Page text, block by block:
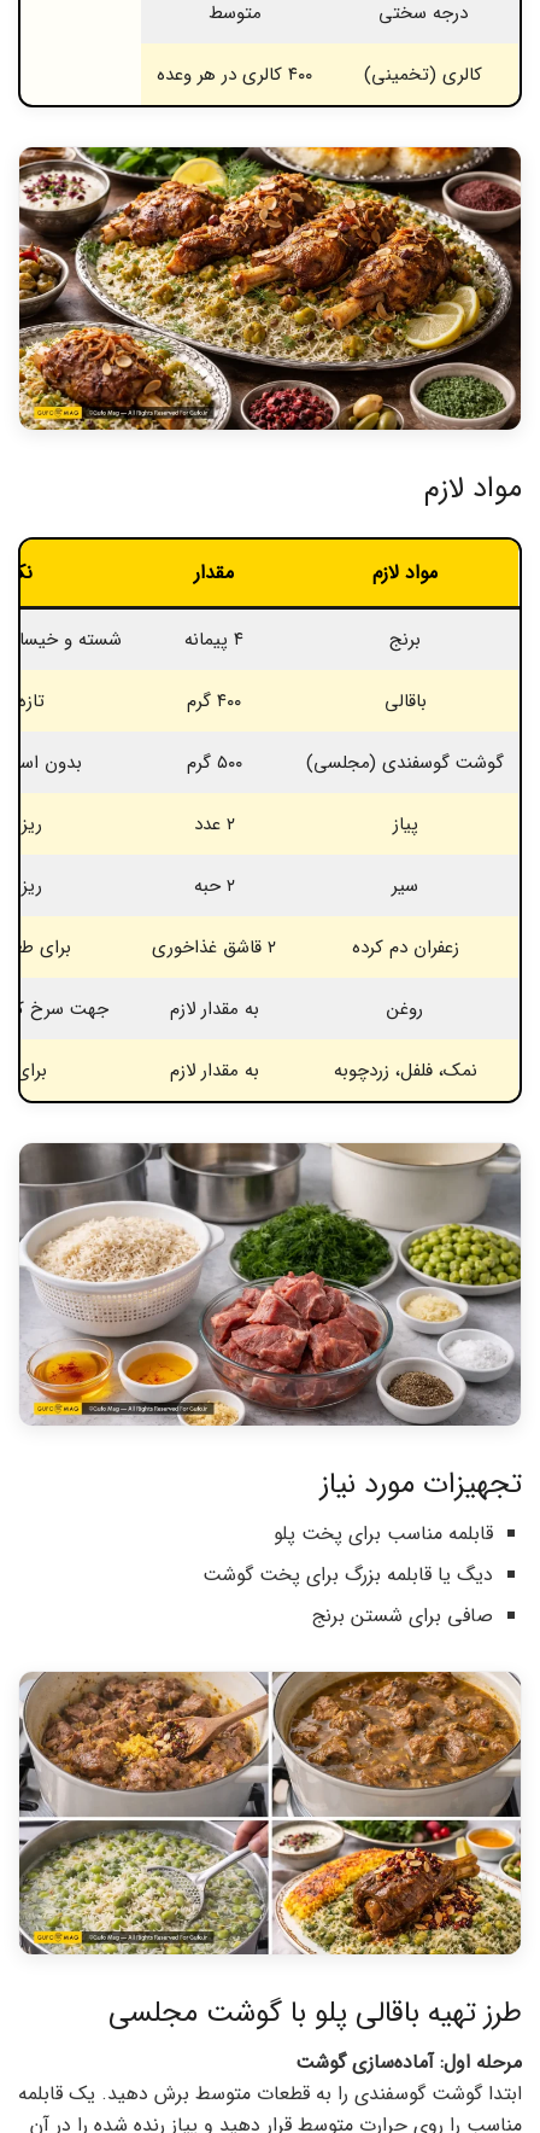
درجه سختی متوسط
کالری (تخمینی) ۴۰۰ کالری در هر وعده
مواد لازم
مواد لازم مقدار
برنج ۴ پیمانه شسته و خیسانده
باقالی ۴۰۰ گرم تازه
گوشت گوسفندی (مجلسی) ۵۰۰ گرم بدون
پیاز ۲ عدد ریز
سیر ۲ حبه ریز
زعفران دم کرده ۲ قاشق غذاخوری برای
روغن به مقدار لازم جهت سرخ
نمک، فلفل، زردچوبه به مقدار لازم برای
تجهیزات مورد نیاز
قابلمه مناسب برای پخت پلو
دیگ یا قابلمه بزرگ برای پخت گوشت
صافی برای شستن برنج
طرز تهیه باقالی پلو با گوشت مجلسی
مرحله اول: آماده‌سازی گوشت
ابتدا گوشت گوسفندی را به قطعات متوسط برش دهید. یک قابلمه
مناسب را روی حرارت متوسط قرار دهید و پیاز رنده شده را در آن